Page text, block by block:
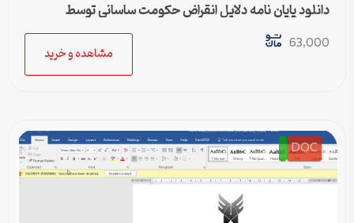
دانلود پایان نامه دلايل انقراض حكومت ساساني توسط
مسلمانان
63,000
مشاهده و خرید
DOC